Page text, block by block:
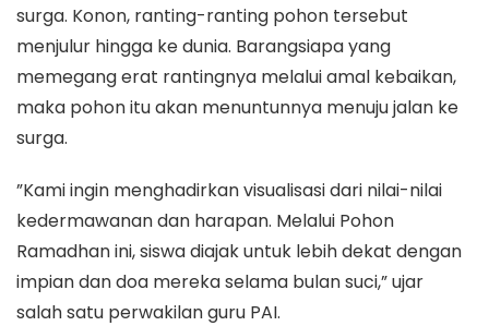
surga. Konon, ranting-ranting pohon tersebut
menjulur hingga ke dunia. Barangsiapa yang
memegang erat rantingnya melalui amal kebaikan,
maka pohon itu akan menuntunnya menuju jalan ke
surga.
​”Kami ingin menghadirkan visualisasi dari nilai-nilai
kedermawanan dan harapan. Melalui Pohon
Ramadhan ini, siswa diajak untuk lebih dekat dengan
impian dan doa mereka selama bulan suci,” ujar
salah satu perwakilan guru PAI.